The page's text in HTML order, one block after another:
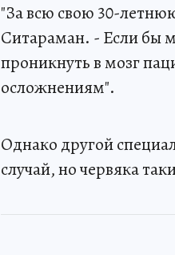
"За всю свою 30-
Ситараман. - Если бы
проникнуть в мозг
осложнениям".
Однако другой
случай, но червяка